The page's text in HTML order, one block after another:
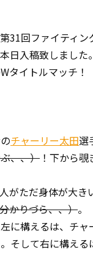
31回ファイティ
日入稿致しました。
タイトルマッチ！
チャーリー太田選
、、） ！下から
がただ身体が大
かりづら、、）。
に構えるは、チ
そして右に構え